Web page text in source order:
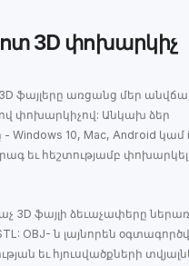
3D փոխարկիչ
ֆայլերը առցանց մեր
փոխարկիչով: Անկախ ձեր
Windows 10, Mac, Android կամ
եւ հեշտությամբ փոխարկել
3D ֆայլի ձեւաչափերը
OBJ- ն լայնորեն
եւ հյուսվածքների